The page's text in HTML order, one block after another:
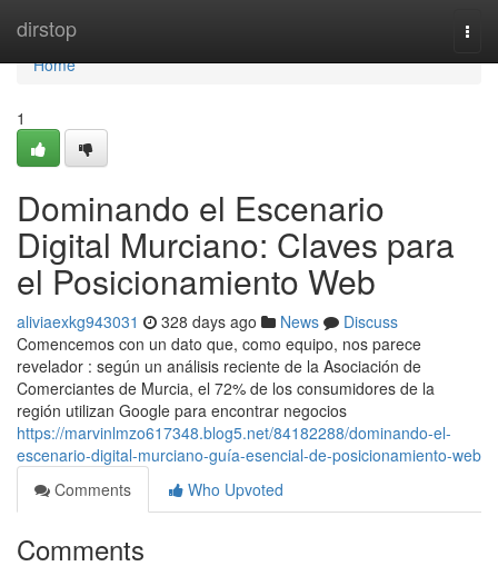
dirstop
Home
Home
1
Dominando el Escenario
Digital Murciano: Claves para
el Posicionamiento Web
aliviaexkg943031 328 days ago News
Discuss
Comencemos con un dato que, como equipo, nos parece
revelador : según un análisis reciente de la Asociación de
Comerciantes de Murcia, el 72% de los consumidores de la
región utilizan Google para encontrar negocios
https://marvinlmzo617348.blog5.net/84182288/dominando-el-
escenario-digital-murciano-guía-esencial-de-posicionamiento-web
Comments
Who Upvoted
Comments